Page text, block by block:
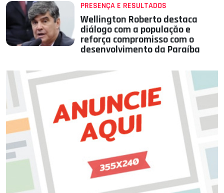
PRESENÇA E RESULTADOS
Wellington Roberto destaca
diálogo com a população e
reforça compromisso com o
desenvolvimento da Paraíba